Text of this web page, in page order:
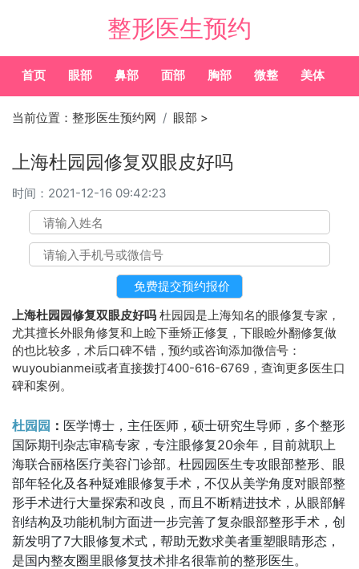
整形医生预约
首页 眼部 鼻部 面部 胸部 微整 美体
当前位置： 整形医生预约网 眼部 >
上海杜园园修复双眼皮好吗
时间： 2021-12-16 09:42:23
上海杜园园修复双眼皮好吗 杜园园是上海知名的眼修复专家，
尤其擅长外眼角修复和上睑下垂矫正修复，下眼睑外翻修复做
的也比较多，术后口碑不错，预约或咨询添加微信号：
wuyoubianmei或者直接拨打400-616-6769，查询更多医生口
碑和案例。
杜园园 ： 医学博士，主任医师，硕士研究生导师，多个整形
国际期刊杂志审稿专家，专注眼修复20余年，目前就职上
海联合丽格医疗美容门诊部。杜园园医生专攻眼部整形、眼
部年轻化及各种疑难眼修复手术，不仅从美学角度对眼部整
形手术进行大量探索和改良，而且不断精进技术，从眼部解
剖结构及功能机制方面进一步完善了复杂眼部整形手术，创
新发明了7大眼修复术式，帮助无数求美者重塑眼睛形态，
是国内整友圈里眼修复技术排名很靠前的整形医生。